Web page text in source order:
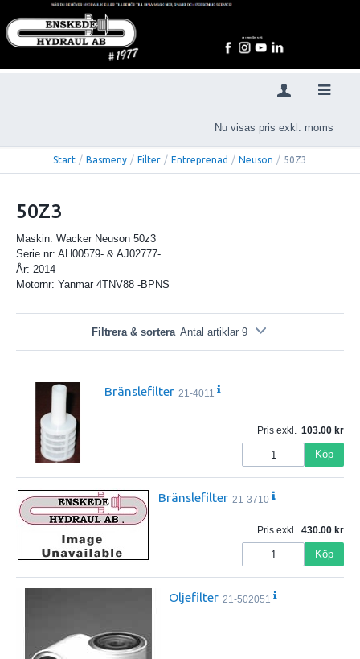
Nu visas pris exkl. moms
Start / Basmeny / Filter / Entreprenad / Neuson / 50Z3
50Z3
Maskin: Wacker Neuson 50z3
Serie nr: AH00579- & AJ02777-
År: 2014
Motornr: Yanmar 4TNV88 -BPNS
Filtrera & sortera Antal artiklar 9
Bränslefilter 21-4011
Pris exkl. 103.00
Köp
Bränslefilter 21-3710
Pris exkl. 430.00
Köp
Oljefilter 21-502051